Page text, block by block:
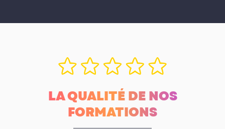
LA QUALITÉ DE NOS
FORMATIONS